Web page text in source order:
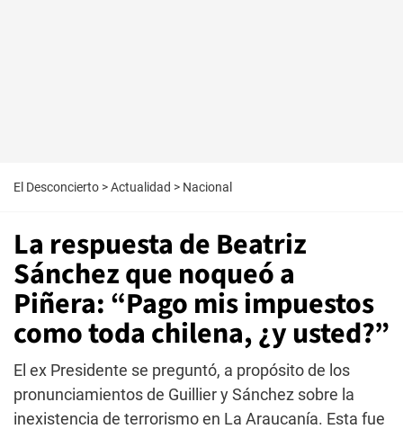
El Desconcierto >Actualidad > Nacional
La respuesta de Beatriz
Sánchez que noqueó a
Piñera: “Pago mis impuestos
como toda chilena, ¿y usted?”
El ex Presidente se preguntó, a propósito de los
pronunciamientos de Guillier y Sánchez sobre la
inexistencia de terrorismo en La Araucanía. Esta fue